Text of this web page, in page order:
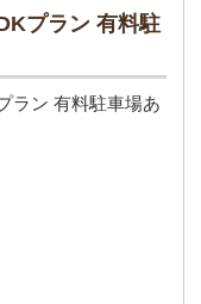
プラン 有料駐